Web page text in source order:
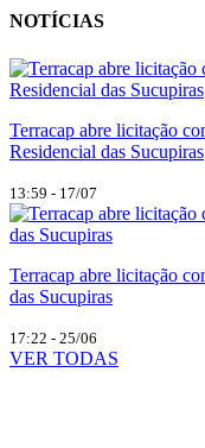
NOTÍCIAS
Terracap abre licitação
Residencial das Sucupiras
13:59 - 17/07
Terracap abre licitação
das Sucupiras
17:22 - 25/06
VER TODAS